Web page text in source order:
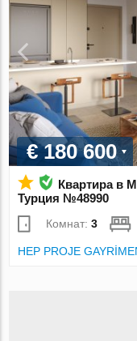
€ 180 600
Квартира в
Турция №48990
Комнат:3
HEP PROJE